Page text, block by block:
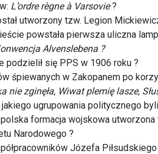
L’ordre règne à Varsovie?
utworzony tzw. Legion
powstała pierwsza uliczna
Alvenslebena ?
podzielił się PPS w 1906 roku ?
śpiewanych w Zakopanem po
nie zginęła, Wiwat plemię lasze,
ugrupowania politycznego
formacja wojskowa
Narodowego ?
Józefa Piłsudskiego